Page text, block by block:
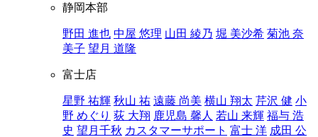
静岡本部
野田 進也 中屋 悠理 山田 綾乃 堀 美沙希 菊池 奈
美子 望月 道隆
富士店
星野 祐輝 秋山 祐 遠藤 尚美 横山 翔太 芹沢 健 小
野 めぐり 荻 大翔 鹿児島 馨人 若山 来輝 福与 浩
史 望月千秋 カスタマーサポート 富士 洋 成田 公